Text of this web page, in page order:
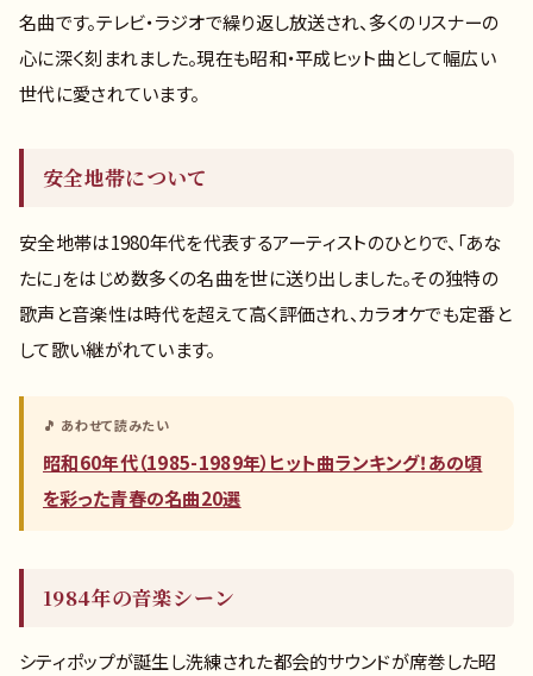
名曲です。テレビ・ラジオで繰り返し放送され、多くのリスナーの
心に深く刻まれました。現在も昭和・平成ヒット曲として幅広い
世代に愛されています。
安全地帯について
安全地帯は1980年代を代表するアーティストのひとりで、「あな
たに」をはじめ数多くの名曲を世に送り出しました。その独特の
歌声と音楽性は時代を超えて高く評価され、カラオケでも定番と
して歌い継がれています。
🎵 あわせて読みたい
昭和60年代（1985-1989年）ヒット曲ランキング！あの頃
を彩った青春の名曲20選
1984年の音楽シーン
シティポップが誕生し洗練された都会的サウンドが席巻した昭